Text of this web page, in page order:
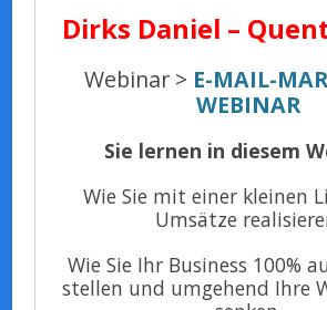
Dirks Daniel –
Webinar > E-MAIL-
WEBINAR
Sie lernen in diesem
Wie Sie mit einer kleinen
Umsätze
Wie Sie Ihr Business 100%
stellen und umgehend Ihre